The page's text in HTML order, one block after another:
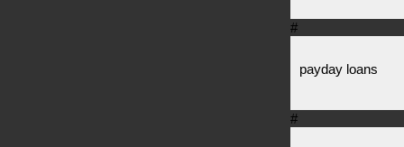
#
payday loans
#